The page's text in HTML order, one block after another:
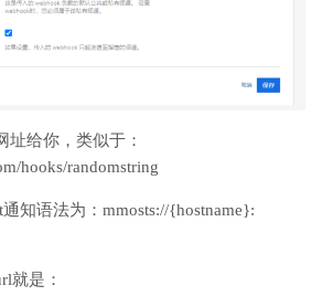
址给你，类似于：
hooks/randomstring
通知语法为：mmosts://{hostname}:
就是：